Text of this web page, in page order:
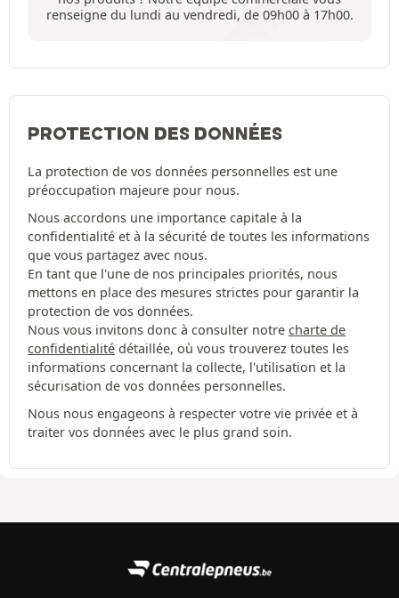
renseigne du lundi au vendredi, de 09h00 à 17h00.
PROTECTION DES DONNÉES
La protection de vos données personnelles est une
préoccupation majeure pour nous.
Nous accordons une importance capitale à la
confidentialité et à la sécurité de toutes les informations
que vous partagez avec nous.
En tant que l'une de nos principales priorités, nous
mettons en place des mesures strictes pour garantir la
protection de vos données.
Nous vous invitons donc à consulter notre charte de
confidentialité détaillée, où vous trouverez toutes les
informations concernant la collecte, l'utilisation et la
sécurisation de vos données personnelles.
Nous nous engageons à respecter votre vie privée et à
traiter vos données avec le plus grand soin.